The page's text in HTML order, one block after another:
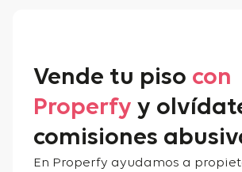
Vende tu piso con
Properfy y
comisiones
En Properfy ayudamos a